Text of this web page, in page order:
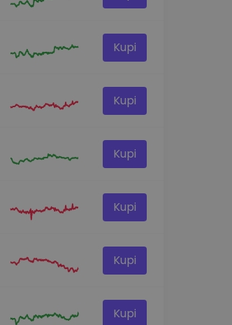
Kupi
Kupi
Kupi
Kupi
Kupi
Kupi